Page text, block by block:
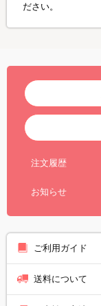
ださい。
注文履歴
お知らせ
ご利用ガイド
送料について